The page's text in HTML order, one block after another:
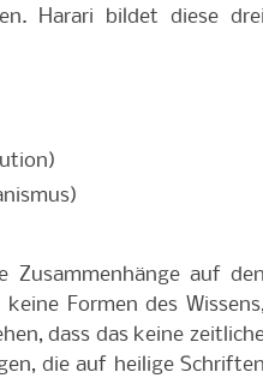
Harari bildet diese
Zusammenhänge auf den
Formen des Wissens,
dass das keine
die auf heilige Schriften